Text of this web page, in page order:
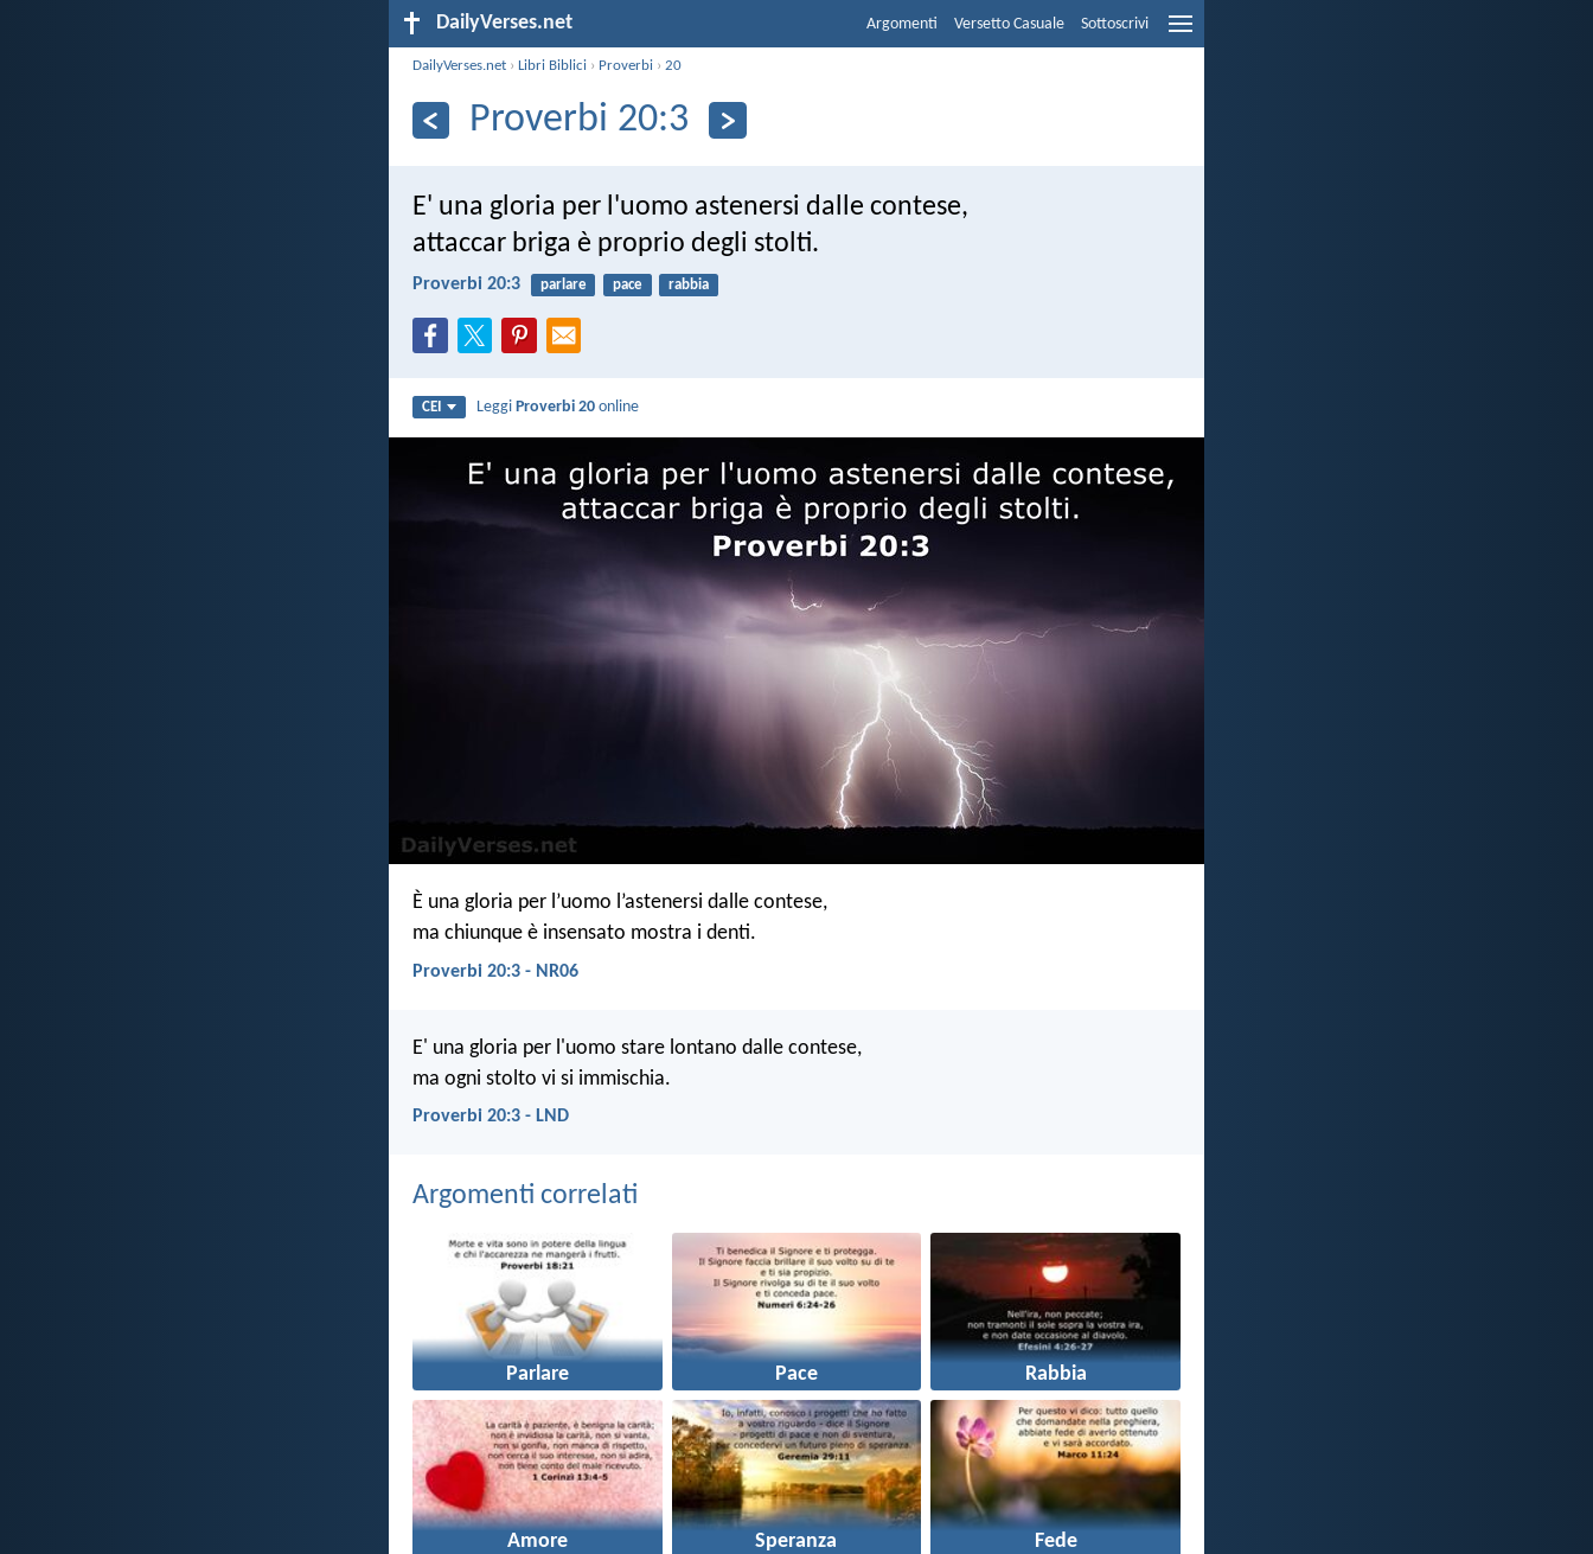
DailyVerses.net Argomenti Versetto Casuale Sottoscrivi
DailyVerses.net ›Libri Biblici › Proverbi ›20
Proverbi 20:3
E' una gloria per l'uomo astenersi dalle contese,
attaccar briga è proprio degli stolti.
Proverbi 20:3 parlare pace rabbia
CEI LeggiProverbi 20 online
È una gloria per l’uomo l’astenersi dalle contese,
ma chiunque è insensato mostra i denti.
Proverbi 20:3 - NR06
E' una gloria per l'uomo stare lontano dalle contese,
ma ogni stolto vi si immischia.
Proverbi 20:3 - LND
Argomenti correlati
Parlare Pace Rabbia
Amore Speranza Fede